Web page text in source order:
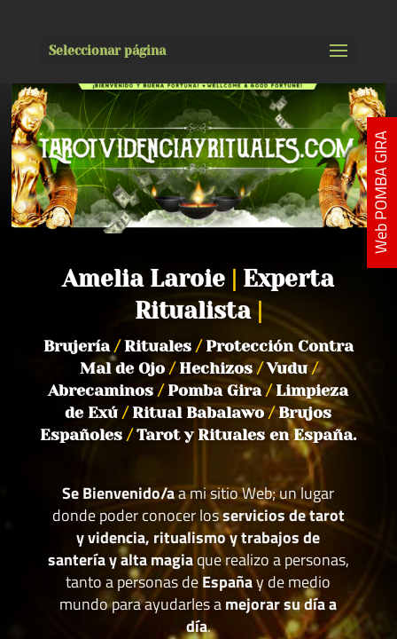
Seleccionar página
Amelia Laroie
Experta
Ritualista
Brujería /Rituales /Protección Contra
Mal de Ojo /Hechizos/Vudu/
Abrecaminos/Pomba Gira/Limpieza
de Exú/Ritual Babalawo/Brujos
Españoles/Tarot y Rituales en España.
Se Bienvenido/aa mi sitio Web; un lugar
donde poder conocer losservicios de tarot
y videncia, ritualismo y trabajos de
santería y alta magiaque realizo a personas,
tanto a personas deEspañay de medio
mundo para ayudarles amejorar su día a
día.
Web POMBA GIRA